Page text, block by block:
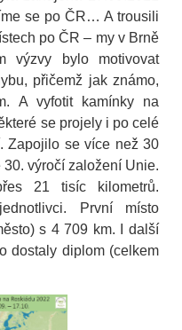
se po ČR… A trousili
po ČR – my v Brně
výzvy bylo motivovat
přičemž jak známo,
A vyfotit kamínky na
se projely i po celé
Zapojilo se více než 30
30. výročí založení Unie.
21 tisíc kilometrů.
První místo
s 4 709 km. I další
dostaly diplom (celkem